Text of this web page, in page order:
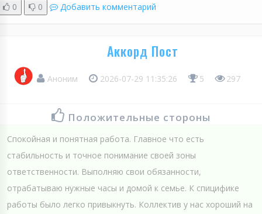
0 0 Добавить комментарий
Аккорд Пост
Аноним 2026-07-29 11:35:26 5 297
Положительные стороны
Спокойная и понятная работа. Главное что есть
стабильность и точное понимание своей зоны
ответственности. Выполняю свои обязанности,
отрабатываю нужные часы и домой к семье. К спицифике
работы было легко привыкнуть. Коллектив у нас хороший на